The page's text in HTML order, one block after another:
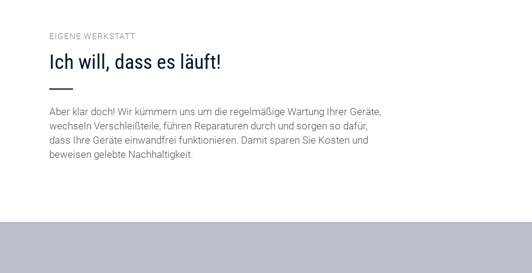
EIGENE WERKSTATT
Ich will, dass es läuft!
Aber klar doch! Wir kümmern uns um die regelmäßige Wartung Ihrer Geräte,
wechseln Verschleißteile, führen Reparaturen durch und sorgen so dafür,
dass Ihre Geräte einwandfrei funktionieren. Damit sparen Sie Kosten und
beweisen gelebte Nachhaltigkeit.